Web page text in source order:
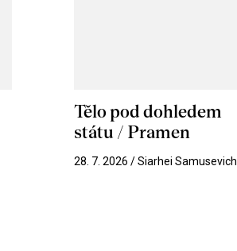
Tělo pod dohledem
státu / Pramen
28. 7. 2026 / Siarhei Samusevich